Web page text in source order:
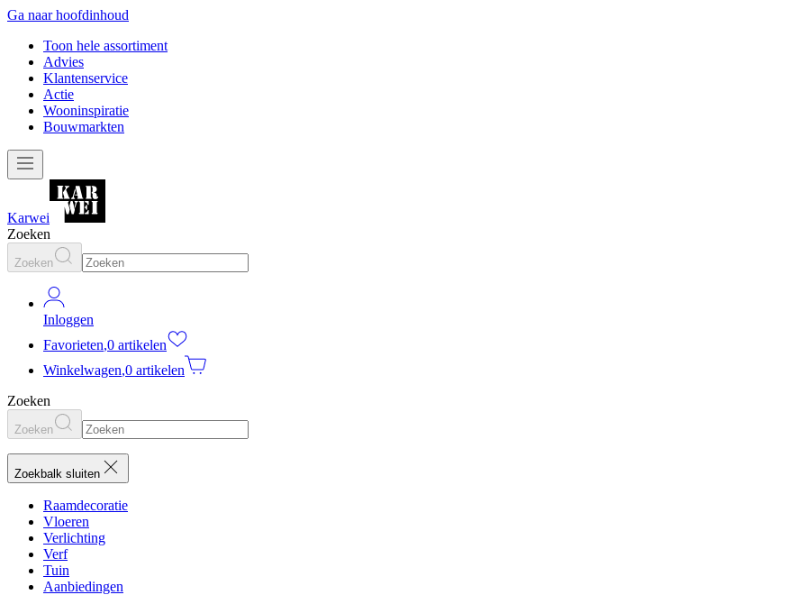
Ga naar hoofdinhoud
Toon hele assortiment
Advies
Klantenservice
Actie
Wooninspiratie
Bouwmarkten
Karwei
Zoeken
Zoeken
Inloggen
Favorieten,0 artikelen
Winkelwagen,0 artikelen
Zoeken
Zoeken
Zoekbalk sluiten
Raamdecoratie
Vloeren
Verlichting
Verf
Tuin
Aanbiedingen